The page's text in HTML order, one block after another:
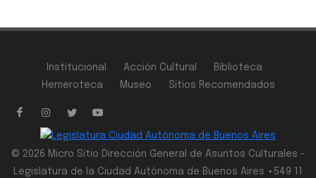
Institucional Acción Cultural
Biblioteca
Hemeroteca
Museo Sitios Recomendados
© 2026 Micro Sitio Dirección General de Asuntos Culturales -
Legislatura de la Ciudad Autónoma de Buenos Aires +549 11